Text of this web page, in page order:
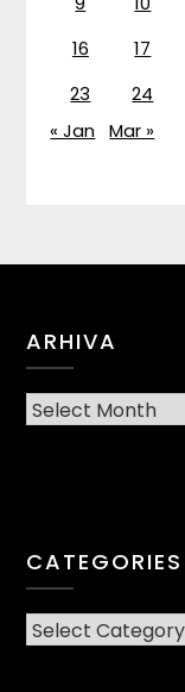
16
17
23
24
« Jan Mar »
ARHIVA
Arhiva
CATEGORIES
CATEGORIES